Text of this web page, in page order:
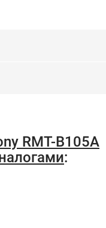
RMT-B105A
: